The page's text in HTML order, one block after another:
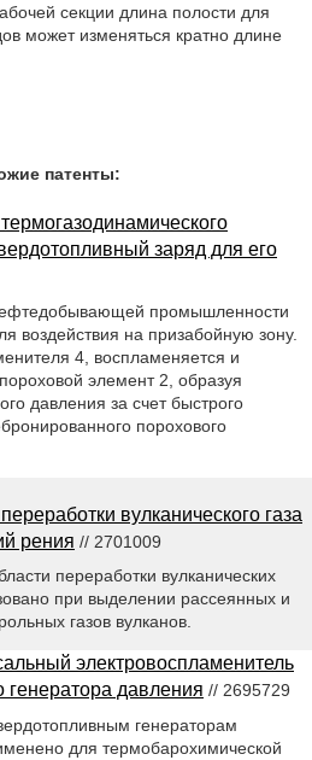
секции длина полости для
может изменяться кратно длине
патенты:
заряд для его
промышленности
воздействия на призабойную зону.
4, воспламеняется и
элемент 2, образуя
давления за счет быстрого
порохового
вулканического газа
рения // 2701009
переработки вулканических
при выделении рассеянных и
газов вулканов.
электровоспламенитель
генератора давления // 2695729
генераторам
для термобарохимической